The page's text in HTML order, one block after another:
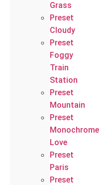
Grass
Preset
Cloudy
Preset
Foggy
Train
Station
Preset
Mountain
Preset
Monochrome
Love
Preset
Paris
Preset